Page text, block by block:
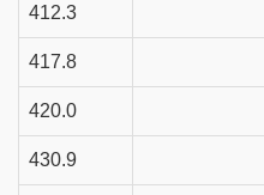
412.3
417.8
420.0
430.9